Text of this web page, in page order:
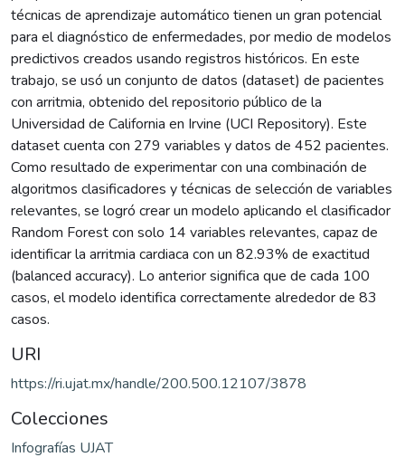
técnicas de aprendizaje automático tienen un gran potencial
para el diagnóstico de enfermedades, por medio de modelos
predictivos creados usando registros históricos. En este
trabajo, se usó un conjunto de datos (dataset) de pacientes
con arritmia, obtenido del repositorio público de la
Universidad de California en Irvine (UCI Repository). Este
dataset cuenta con 279 variables y datos de 452 pacientes.
Como resultado de experimentar con una combinación de
algoritmos clasificadores y técnicas de selección de variables
relevantes, se logró crear un modelo aplicando el clasificador
Random Forest con solo 14 variables relevantes, capaz de
identificar la arritmia cardiaca con un 82.93% de exactitud
(balanced accuracy). Lo anterior significa que de cada 100
casos, el modelo identifica correctamente alrededor de 83
casos.
URI
https://ri.ujat.mx/handle/200.500.12107/3878
Colecciones
Infografías UJAT